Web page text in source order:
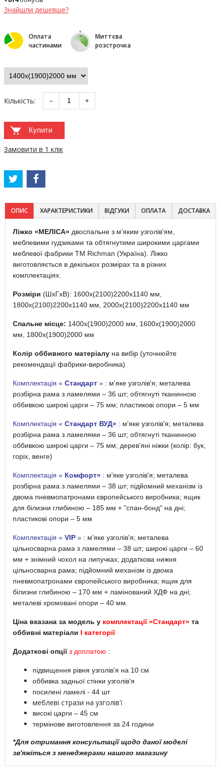
Знайшли дешевше?
Оплата
частинами
Миттєва
розстрочка
Кількість: − +
Купити
Замовити в 1 клік
ОПИС ХАРАКТЕРИСТИКИ ВІДГУКИ ОПЛАТА ДОСТАВКА
Ліжко «МЕЛІСА» двоспальне з м'яким узголів'ям,
меблевими гудзиками та обтягнутими широкими царгами
меблевої фабрики TM Richman (Україна). Ліжко
виготовляється в декількох розмірах та в різних
комплектаціях.
Розміри (ШхГхВ): 1600х(2100)2200х1140 мм,
1800х(2100)2200х1140 мм, 2000х(2100)2200х1140 мм
Спальне місце: 1400х(1900)2000 мм, 1600х(1900)2000
мм, 1800х(1900)2000 мм
Колір оббивного матеріалу на вибір (уточнюйте
рекомендації фабрики-виробника)
Комплектація « Стандарт » : м'яке узголів'я; металева
розбірна рама з ламелями – 36 шт; обтягнуті тканинною
оббивкою широкі царги – 75 мм; пластикові опори – 5 мм
Комплектація « Стандарт ВУД» : м'яке узголів'я; металева
розбірна рама з ламелями – 36 шт; обтягнуті тканинною
оббивкою широкі царги – 75 мм; дерев'яні ніжки (колір: бук,
горіх, венге)
Комплектація « Комфорт» : м'яке узголів'я; металева
розбірна рама з ламелями – 38 шт; підйомний механізм із
двома пневмопатронами європейського виробника; ящик
для білизни глибиною – 185 мм + "спан-бонд" на дні;
пластикові опори – 5 мм
Комплектація « VIP » : м'яке узголів'я; металева
цільносварна рама з ламелями – 38 шт; широкі царги – 60
мм + знімний чохол на липучках; додаткова нижня
цільносварна рама; підйомний механізм із двома
пневмопатронами європейського виробника; ящик для
білизни глибиною – 170 мм + ламінований ХДФ на дні;
металеві хромовані опори – 40 мм.
Ціна вказана за модель у комплектації «Стандарт» та
оббивні матеріали I категорії
Додаткові опції з доплатою :
підвищення рівня узголів'я на 10 см
оббивка задньої стінки узголів'я
посилені ламелі - 44 шт
меблеві стрази на узголів'ї
високі царги – 45 см
термінове виготовлення за 24 години
*Для отримання консультації щодо даної моделі
зв'яжіться з менеджерами нашого магазину